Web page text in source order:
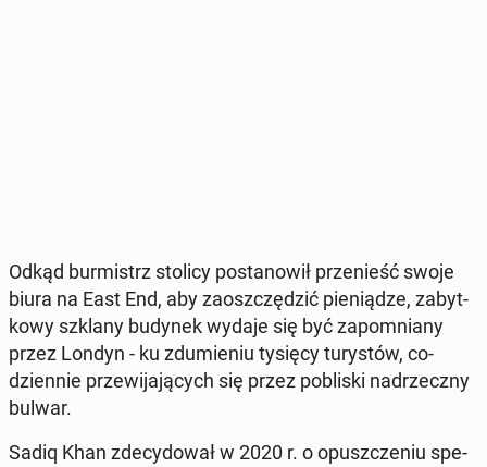
Odkąd bur­mistrz stolicy po­sta­no­wił prze­nieść swoje
biura na East End, aby za­osz­czę­dzić pie­nią­dze, za­byt­
ko­wy szklany budynek wydaje się być za­po­mnia­ny
przez Londyn - ku zdu­mie­niu tysięcy tu­ry­stów, co­
dzien­nie prze­wi­ja­ją­cych się przez po­bli­ski nad­rzecz­ny
bulwar.
Sadiq Khan zde­cy­do­wał w 2020 r. o opusz­cze­niu spe­